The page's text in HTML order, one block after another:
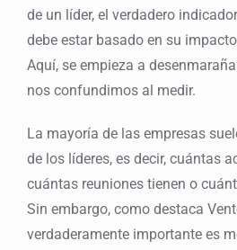
de un líder, el verdadero
debe estar basado en su
Aquí, se empieza a
nos confundimos al medir.
La mayoría de las empresas
de los líderes, es decir, cuántas
cuántas reuniones tienen o
Sin embargo, como destaca
verdaderamente importante es